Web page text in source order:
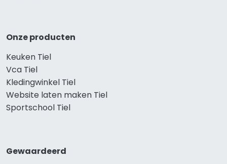
Onze producten
Keuken Tiel
Vca Tiel
Kledingwinkel Tiel
Website laten maken Tiel
Sportschool Tiel
Gewaardeerd